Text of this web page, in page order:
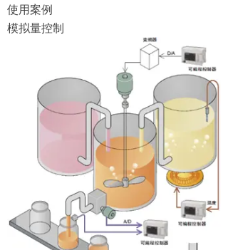
使用案例
模拟量控制